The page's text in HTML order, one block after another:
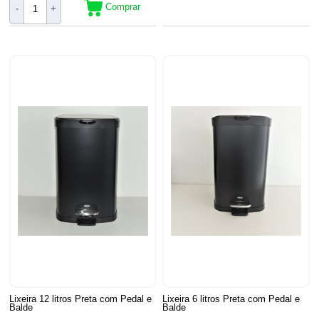
- + Comprar
Lixeira 12 litros Preta com Pedal e
Balde
Lixeira 6 litros Preta com Pedal e
Balde